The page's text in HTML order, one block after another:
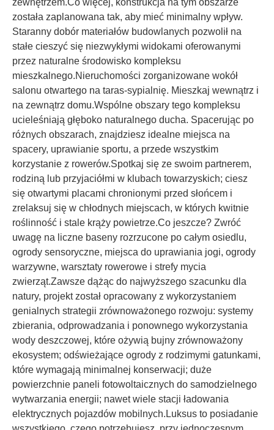
zewnętrzem.Co więcej, konstrukcja na tym obszarze
została zaplanowana tak, aby mieć minimalny wpływ.
Staranny dobór materiałów budowlanych pozwolił na
stałe cieszyć się niezwykłymi widokami oferowanymi
przez naturalne środowisko kompleksu
mieszkalnego.Nieruchomości zorganizowane wokół
salonu otwartego na taras-sypialnię. Mieszkaj wewnątrz i
na zewnątrz domu.Wspólne obszary tego kompleksu
ucieleśniają głęboko naturalnego ducha. Spacerując po
różnych obszarach, znajdziesz idealne miejsca na
spacery, uprawianie sportu, a przede wszystkim
korzystanie z rowerów.Spotkaj się ze swoim partnerem,
rodziną lub przyjaciółmi w klubach towarzyskich; ciesz
się otwartymi placami chronionymi przed słońcem i
zrelaksuj się w chłodnych miejscach, w których kwitnie
roślinność i stale krąży powietrze.Co jeszcze? Zwróć
uwagę na liczne baseny rozrzucone po całym osiedlu,
ogrody sensoryczne, miejsca do uprawiania jogi, ogrody
warzywne, warsztaty rowerowe i strefy mycia
zwierząt.Zawsze dążąc do najwyższego szacunku dla
natury, projekt został opracowany z wykorzystaniem
genialnych strategii zrównoważonego rozwoju: systemy
zbierania, odprowadzania i ponownego wykorzystania
wody deszczowej, które ożywią bujny zrównoważony
ekosystem; odświeżające ogrody z rodzimymi gatunkami,
które wymagają minimalnej konserwacji; duże
powierzchnie paneli fotowoltaicznych do samodzielnego
wytwarzania energii; nawet wiele stacji ładowania
elektrycznych pojazdów mobilnych.Luksus to posiadanie